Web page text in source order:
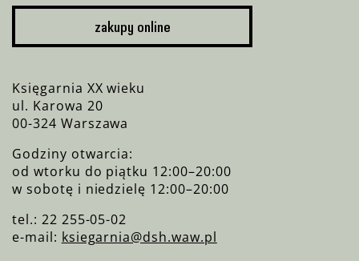
zakupy online
Księgarnia XX wieku
ul. Karowa 20
00-324 Warszawa
Godziny otwarcia:
od wtorku do piątku 12:00–20:00
w sobotę i niedzielę 12:00–20:00
tel.: 22 255-05-02
e-mail: ksiegarnia@dsh.waw.pl